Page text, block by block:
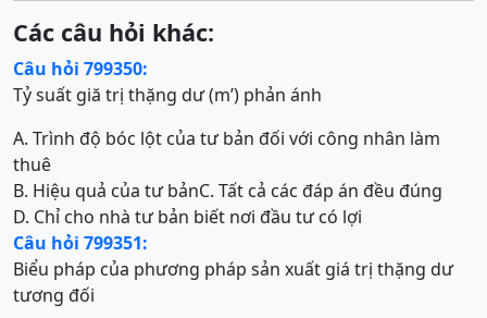
Các câu hỏi khác:
Câu hỏi 799350:
Tỷ suất giă trị thặng dư (m’) phản ánh
A. Trình độ bóc lột của tư bản đối với công nhân làm
thuê
B. Hiệu quả của tư bảnC. Tất cả các đáp án đều đúng
D. Chỉ cho nhà tư bản biết nơi đầu tư có lợi
Câu hỏi 799351:
Biểu pháp của phương pháp sản xuất giá trị thặng dư
tương đối